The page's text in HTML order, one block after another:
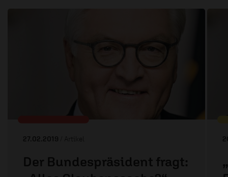
27.02.2019 / Artikel
Der Bundespräsident fragt: